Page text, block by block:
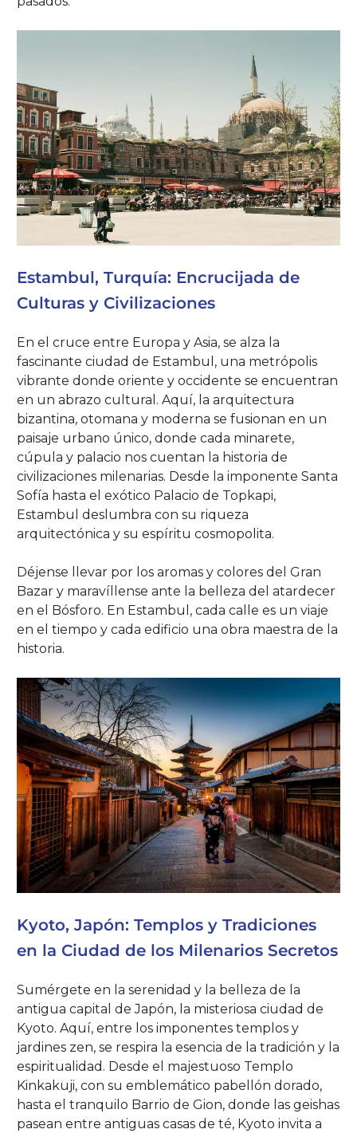
Estambul, Turquía: Encrucijada de
Culturas y Civilizaciones
En el cruce entre Europa y Asia, se alza la
fascinante ciudad de Estambul, una metrópolis
vibrante donde oriente y occidente se encuentran
en un abrazo cultural. Aquí, la arquitectura
bizantina, otomana y moderna se fusionan en un
paisaje urbano único, donde cada minarete,
cúpula y palacio nos cuentan la historia de
civilizaciones milenarias. Desde la imponente Santa
Sofía hasta el exótico Palacio de Topkapi,
Estambul deslumbra con su riqueza
arquitectónica y su espíritu cosmopolita.
Déjense llevar por los aromas y colores del Gran
Bazar y maravíllense ante la belleza del atardecer
en el Bósforo. En Estambul, cada calle es un viaje
en el tiempo y cada edificio una obra maestra de la
historia.
Kyoto, Japón: Templos y Tradiciones
en la Ciudad de los Milenarios Secretos
Sumérgete en la serenidad y la belleza de la
antigua capital de Japón, la misteriosa ciudad de
Kyoto. Aquí, entre los imponentes templos y
jardines zen, se respira la esencia de la tradición y la
espiritualidad. Desde el majestuoso Templo
Kinkakuji, con su emblemático pabellón dorado,
hasta el tranquilo Barrio de Gion, donde las geishas
pasean entre antiguas casas de té, Kyoto invita a